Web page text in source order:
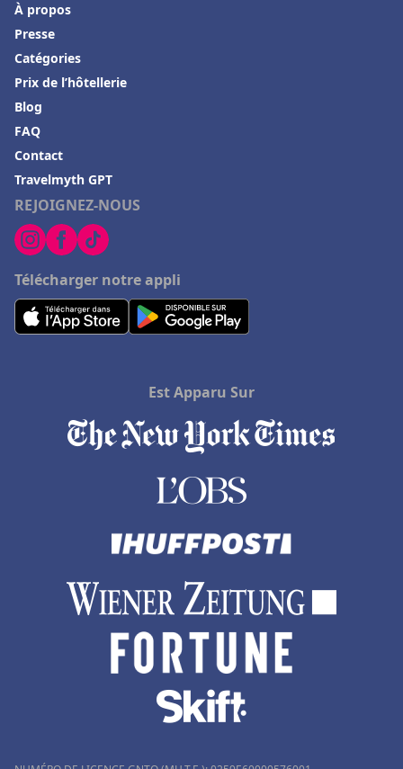
REJOIGNEZ-NOUS
Télécharger notre appli
À propos
Presse
Catégories
Prix de l’hôtellerie
Blog
FAQ
Contact
Travelmyth GPT
Est Apparu Sur